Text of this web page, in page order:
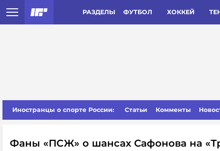
РАЗДЕЛЫ ФУТБОЛ ХОККЕЙ
Иностранцы о спорте России: Статьи Комменты
Фаны «ПCЖ» о шансах Сафонова на